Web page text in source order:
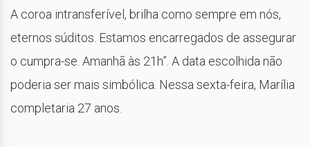
A coroa intransferível, brilha como sempre em nós,
eternos súditos. Estamos encarregados de assegurar
o cumpra-se. Amanhã às 21h”. A data escolhida não
poderia ser mais simbólica. Nessa sexta-feira, Marília
completaria 27 anos.